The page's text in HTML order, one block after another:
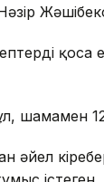
қоса
шамамен